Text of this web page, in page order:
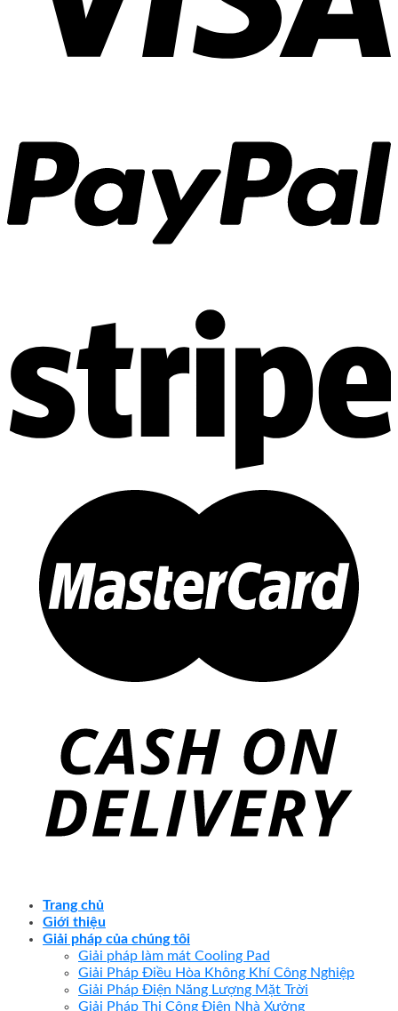
Trang chủ
Giới thiệu
Giải pháp của chúng tôi
Giải pháp làm mát Cooling Pad
Giải Pháp Điều Hòa Không Khí Công Nghiệp
Giải Pháp Điện Năng Lượng Mặt Trời
Giải Pháp Thi Công Điện Nhà Xưởng